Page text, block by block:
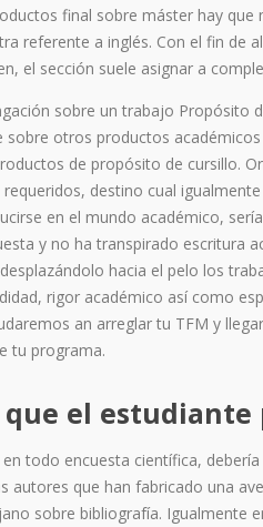
final sobre máster hay
referente a inglés. Con el fin de
el sección suele asignar a
sobre un trabajo Propósito
otros productos
de propósito de cursillo.
destino cual
en el mundo académico,
y no ha transpirado escritura
hacia el pelo los
rigor académico así­ como
an arreglar tu TFM y
tu programa.
el estudiante
todo encuesta científica,
autores que han fabricado una
sobre bibliografía. Igualmente